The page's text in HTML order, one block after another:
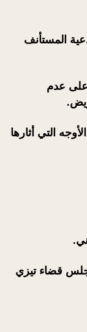
المستأنف
عدم
التي أثارها
قضاء تيزي